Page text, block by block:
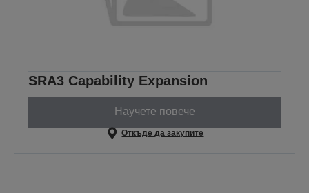
SRA3 Capability Expansion
Научете повече
Откъде да закупите